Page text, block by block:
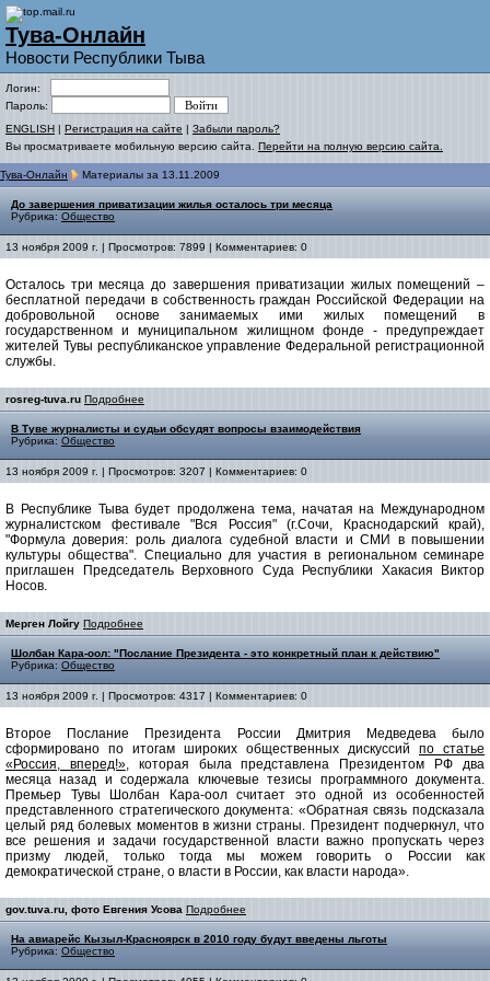
Тува-Онлайн
Новости Республики Тыва
Логин:
Пароль:
ENGLISH | Регистрация на сайте | Забыли пароль?
Вы просматриваете мобильную версию сайта. Перейти на полную версию сайта.
Тува-Онлайн Материалы за 13.11.2009
До завершения приватизации жилья осталось три месяца
Рубрика: Общество
13 ноября 2009 г. | Просмотров: 7899 | Комментариев: 0
Осталось три месяца до завершения приватизации жилых помещений –
бесплатной передачи в собственность граждан Российской Федерации на
добровольной основе занимаемых ими жилых помещений в
государственном и муниципальном жилищном фонде - предупреждает
жителей Тувы республиканское управление Федеральной регистрационной
службы.
rosreg-tuva.ru Подробнее
В Туве журналисты и судьи обсудят вопросы взаимодействия
Рубрика: Общество
13 ноября 2009 г. | Просмотров: 3207 | Комментариев: 0
В Республике Тыва будет продолжена тема, начатая на Международном
журналистском фестивале "Вся Россия" (г.Сочи, Краснодарский край),
"Формула доверия: роль диалога судебной власти и СМИ в повышении
культуры общества". Специально для участия в региональном семинаре
приглашен Председатель Верховного Суда Республики Хакасия Виктор
Носов.
Мерген Лойгу Подробнее
Шолбан Кара-оол: "Послание Президента - это конкретный план к действию"
Рубрика: Общество
13 ноября 2009 г. | Просмотров: 4317 | Комментариев: 0
Второе Послание Президента России Дмитрия Медведева было
сформировано по итогам широких общественных дискуссий по статье
«Россия, вперед!», которая была представлена Президентом РФ два
месяца назад и содержала ключевые тезисы программного документа.
Премьер Тувы Шолбан Кара-оол считает это одной из особенностей
представленного стратегического документа: «Обратная связь подсказала
целый ряд болевых моментов в жизни страны. Президент подчеркнул, что
все решения и задачи государственной власти важно пропускать через
призму людей, только тогда мы можем говорить о России как
демократической стране, о власти в России, как власти народа».
gov.tuva.ru, фото Евгения Усова Подробнее
На авиарейс Кызыл-Красноярск в 2010 году будут введены льготы
Рубрика: Общество